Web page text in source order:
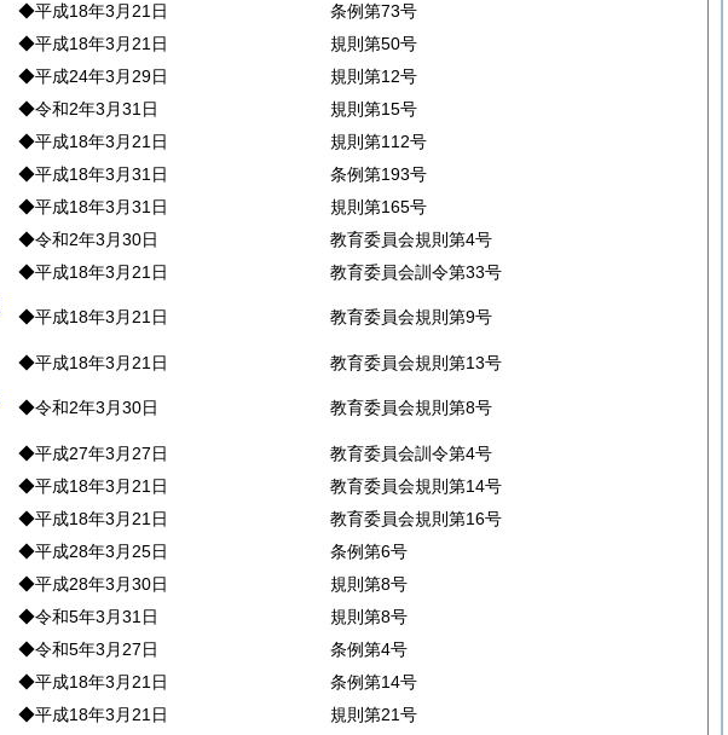
◆平成18年3月21日
条例第73号
◆平成18年3月21日
規則第50号
◆平成24年3月29日
規則第12号
◆令和2年3月31日
規則第15号
◆平成18年3月21日
規則第112号
◆平成18年3月31日
条例第193号
◆平成18年3月31日
規則第165号
◆令和2年3月30日
教育委員会規則第4号
◆平成18年3月21日
教育委員会訓令第33号
◆平成18年3月21日 教育委員会規則第9号
◆平成18年3月21日
教育委員会規則第13号
◆令和2年3月30日 教育委員会規則第8号
◆平成27年3月27日
教育委員会訓令第4号
◆平成18年3月21日
教育委員会規則第14号
◆平成18年3月21日
教育委員会規則第16号
◆平成28年3月25日
条例第6号
◆平成28年3月30日
規則第8号
◆令和5年3月31日
規則第8号
◆令和5年3月27日
条例第4号
◆平成18年3月21日
条例第14号
◆平成18年3月21日
規則第21号